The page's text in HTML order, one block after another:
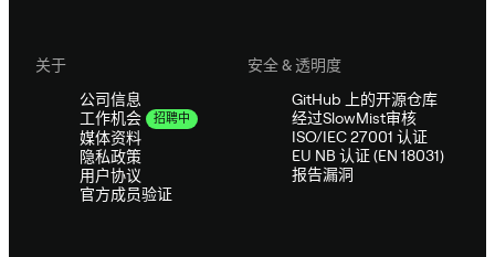
关于
公司信息
工作机会
招聘中
媒体资料
隐私政策
用户协议
官方成员验证
安全 & 透明度
GitHub 上的开源仓库
经过SlowMist审核
ISO/IEC 27001 认证
EU NB 认证 (EN 18031)
报告漏洞